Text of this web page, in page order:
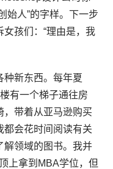
始人”的字样。下一步
孩们：“理由是，我
种新东西。每年夏
有一个梯子通往房
，带着从亚马逊购买
都会花时间阅读有关
解领域的图书。我并
上拿到MBA学位，但